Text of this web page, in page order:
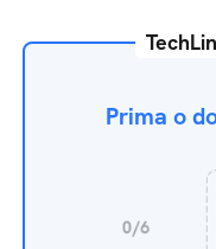
Prima o